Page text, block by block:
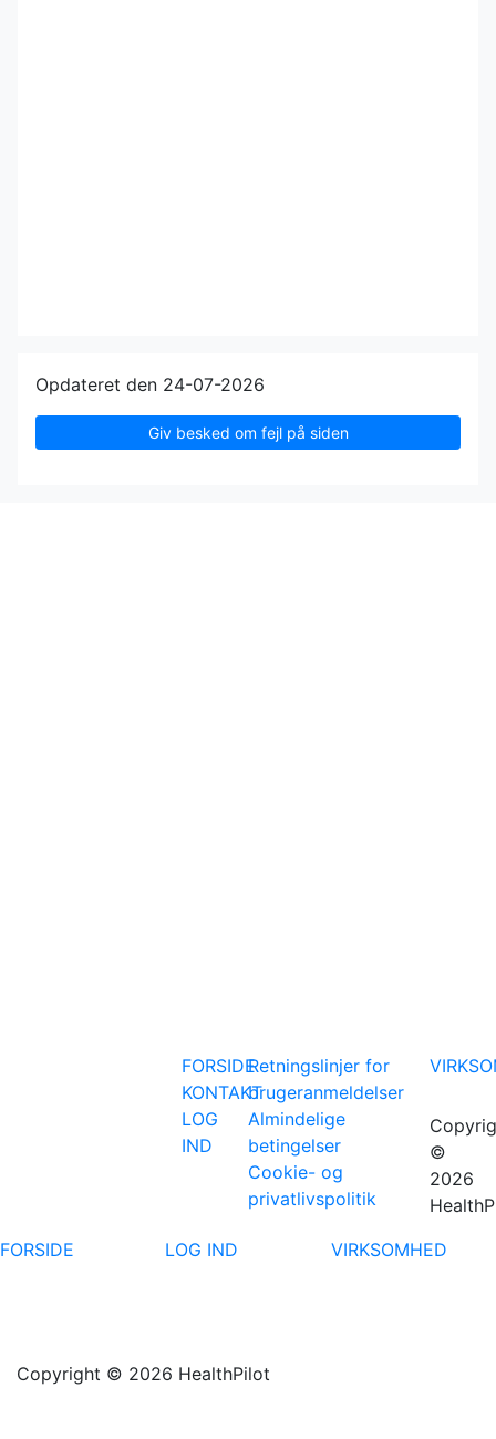
Opdateret den 24-07-2026
Giv besked om fejl på siden
FORSIDE
KONTAKT
LOG
IND
Retningslinjer for
brugeranmeldelser
Almindelige
betingelser
Cookie- og
privatlivspolitik
©
2026
FORSIDE
LOG IND VIRKSOMHED
Copyright © 2026 HealthPilot